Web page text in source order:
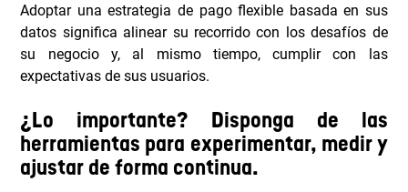
Adoptar una estrategia de pago flexible basada en sus
datos significa alinear su recorrido con los desafíos de
su negocio y, al mismo tiempo, cumplir con las
expectativas de sus usuarios.
¿Lo importante? Disponga de las
herramientas para experimentar, medir y
ajustar de forma continua.